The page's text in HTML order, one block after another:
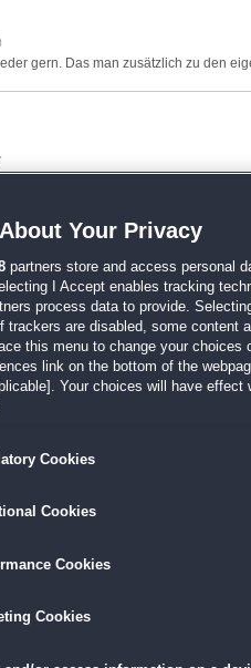
gern. Das man zusätzlich zu den
spiele es immer wieder gerne. Es ist
zu wenig neue Einfälle, aber das
Sammleredition
und manch anspruchsvolle Level
für meinen Geschmack viel zu
mir besser gefallen. Schließe
Your Privacy
partners store and access personal
I Accept enables tracking
process data to provide.
trackers are disabled, some content
this menu to change your
link on the bottom of the
Your choices will have
Cookies
Cookies
Cookies
Cookies